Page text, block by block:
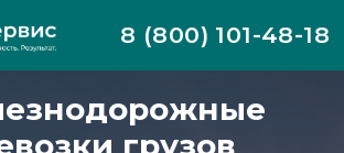
8 (800) 101-48-18
грузов